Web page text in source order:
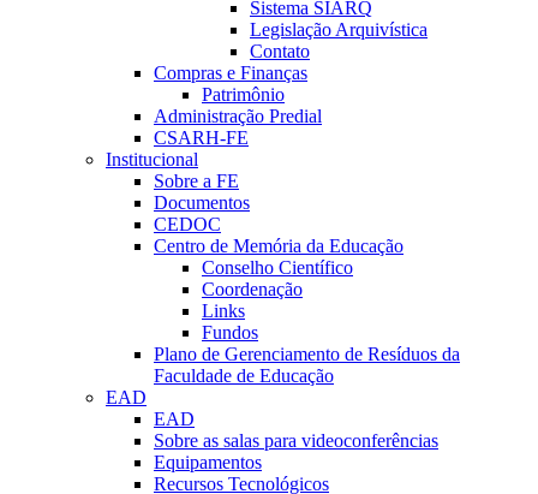
Sistema SIARQ
Legislação Arquivística
Contato
Compras e Finanças
Patrimônio
Administração Predial
CSARH-FE
Institucional
Sobre a FE
Documentos
CEDOC
Centro de Memória da Educação
Conselho Científico
Coordenação
Links
Fundos
Plano de Gerenciamento de Resíduos da
Faculdade de Educação
EAD
EAD
Sobre as salas para videoconferências
Equipamentos
Recursos Tecnológicos